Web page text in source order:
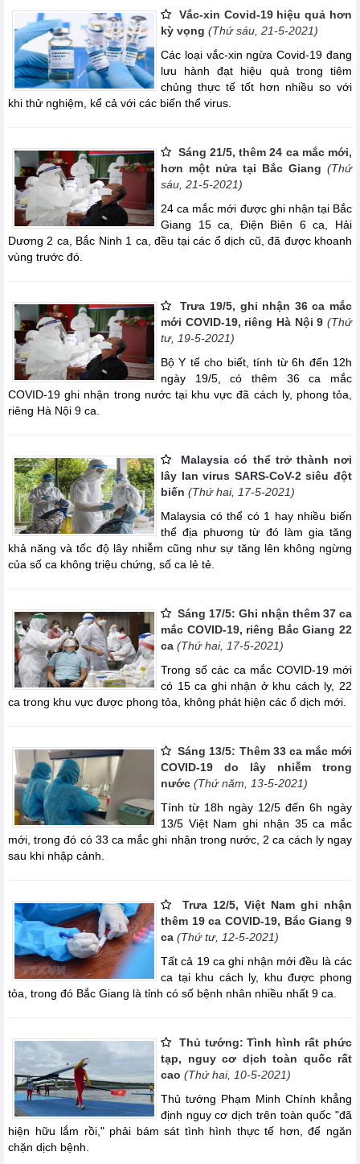
Vắc-xin Covid-19 hiệu quả hơn
kỳ vọng (Thứ sáu, 21-5-2021)
Các loại vắc-xin ngừa Covid-19 đang
lưu hành đạt hiệu quả trong tiêm
chủng thực tế tốt hơn nhiều so với
khi thử nghiệm, kể cả với các biến thể virus.
Sáng 21/5, thêm 24 ca mắc mới,
hơn một nửa tại Bắc Giang (Thứ
sáu, 21-5-2021)
24 ca mắc mới được ghi nhận tại Bắc
Giang 15 ca, Điện Biên 6 ca, Hải
Dương 2 ca, Bắc Ninh 1 ca, đều tại các ổ dịch cũ, đã được khoanh
vùng trước đó.
Trưa 19/5, ghi nhận 36 ca mắc
mới COVID-19, riêng Hà Nội 9 (Thứ
tư, 19-5-2021)
Bộ Y tế cho biết, tính từ 6h đến 12h
ngày 19/5, có thêm 36 ca mắc
COVID-19 ghi nhận trong nước tại khu vực đã cách ly, phong tỏa,
riêng Hà Nội 9 ca.
Malaysia có thể trở thành nơi
lây lan virus SARS-CoV-2 siêu đột
biến (Thứ hai, 17-5-2021)
Malaysia có thể có 1 hay nhiều biến
thể địa phương từ đó làm gia tăng
khả năng và tốc độ lây nhiễm cũng như sự tăng lên không ngừng
của số ca không triệu chứng, số ca lẻ tẻ.
Sáng 17/5: Ghi nhận thêm 37 ca
mắc COVID-19, riêng Bắc Giang 22
ca (Thứ hai, 17-5-2021)
Trong số các ca mắc COVID-19 mới
có 15 ca ghi nhận ở khu cách ly, 22
ca trong khu vực được phong tỏa, không phát hiện các ổ dịch mới.
Sáng 13/5: Thêm 33 ca mắc mới
COVID-19 do lây nhiễm trong
nước (Thứ năm, 13-5-2021)
Tính từ 18h ngày 12/5 đến 6h ngày
13/5 Việt Nam ghi nhận 35 ca mắc
mới, trong đó có 33 ca mắc ghi nhận trong nước, 2 ca cách ly ngay
sau khi nhập cảnh.
Trưa 12/5, Việt Nam ghi nhận
thêm 19 ca COVID-19, Bắc Giang 9
ca (Thứ tư, 12-5-2021)
Tất cả 19 ca ghi nhận mới đều là các
ca tại khu cách ly, khu được phong
tỏa, trong đó Bắc Giang là tỉnh có số bệnh nhân nhiều nhất 9 ca.
Thủ tướng: Tình hình rất phức
tạp, nguy cơ dịch toàn quốc rất
cao (Thứ hai, 10-5-2021)
Thủ tướng Phạm Minh Chính khẳng
định nguy cơ dịch trên toàn quốc "đã
hiện hữu lắm rồi," phải bám sát tình hình thực tế hơn, để ngăn
chặn dịch bệnh.